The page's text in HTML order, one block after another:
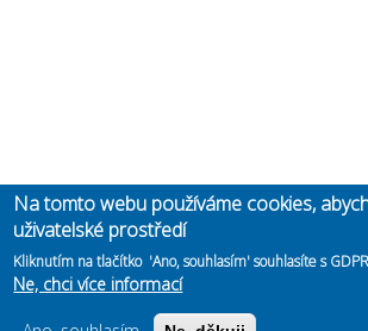
Na tomto webu používáme cookies,
uživatelské prostředí
Kliknutím na tlačítko 'Ano, souhlasím' souhlasíte s
Ne, chci více informací